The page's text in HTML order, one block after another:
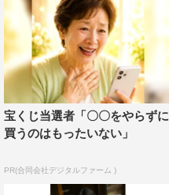
宝くじ当選者「〇〇をやらずに
買うのはもったいない」
PR(合同会社デジタルファーム )